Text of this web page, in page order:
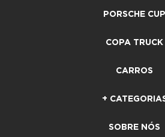
PORSCHE CUP
COPA TRUCK
CARROS
+
SOBRE NÓS